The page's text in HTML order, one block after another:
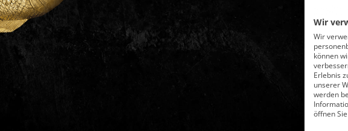
Wir
Wir
können
Erlebnis
unserer
werden
öffnen